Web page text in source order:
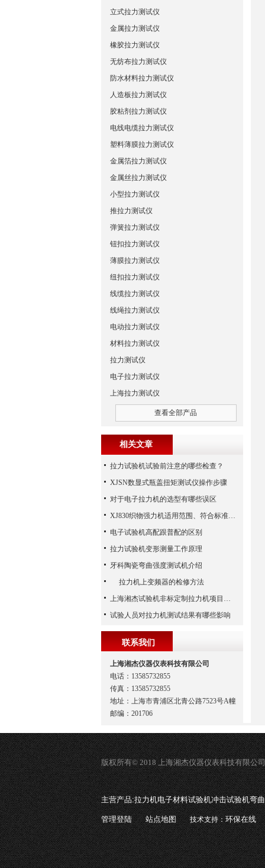
立式拉力测试仪
金属拉力测试仪
橡胶拉力测试仪
无纺布拉力测试仪
防水材料拉力测试仪
人造板拉力测试仪
胶粘剂拉力测试仪
电线电缆拉力测试仪
塑料薄膜拉力测试仪
金属箔拉力测试仪
金属丝拉力测试仪
小型拉力测试仪
推拉力测试仪
弹簧拉力测试仪
钮扣拉力测试仪
薄膜拉力测试仪
纽扣拉力测试仪
线缆拉力测试仪
线绳拉力测试仪
电动拉力测试仪
材料拉力测试仪
拉力测试仪
电子拉力测试仪
上海拉力测试仪
查看全部产品
相关文章
拉力试验机试验前注意的哪些检查？
XJSN数显式瓶盖扭矩测试仪操作步骤
对于电子拉力机的选型有哪些误区
XJ830织物强力机适用范围、符合标准、技术参数
电子试验机高配跟普配的区别
拉力试验机变形测量工作原理
牙科陶瓷弯曲强度测试机介绍
拉力机上变频器的检修方法
上海湘杰试验机非标定制拉力机项目沟通指南
试验人员对拉力机测试结果有哪些影响
联系我们
上海湘杰仪器仪表科技有限公司
电话：13585732855
传真：13585732855
地址：上海市青浦区北青公路7523号A幢
邮编：201706
版权所有© 2018 上海湘杰仪器仪表科技有限公司
主营产品:拉力机电子材料试验机冲击试验机弯
管理登陆 站点地图 技术支持：环保在线